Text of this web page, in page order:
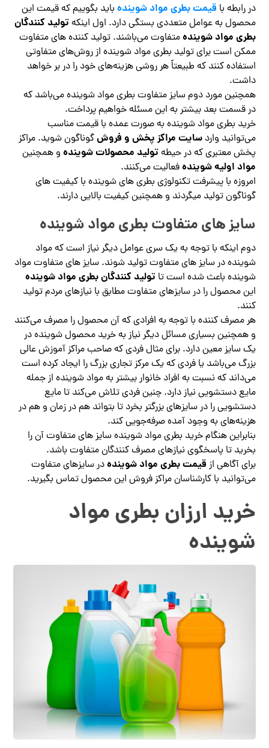
در رابطه با قیمت بطری مواد شوینده باید بگوییم که قیمت این
محصول به عوامل متعددی بستگی دارد. اول اینکهتولید کنندگان
بطری مواد شویندهمتفاوت می‌باشند. تولید کننده‌ های متفاوت
ممکن است برای تولید بطری مواد شوینده از روش‌های متفاوتی
استفاده کنند که طبیعتاً هر روشی هزینه‌های خود را در بر خواهد
داشت.
همچنین مورد دوم سایز متفاوت بطری مواد شوینده می‌باشد که
در قسمت بعد بیشتر به این مسئله خواهیم پرداخت.
خرید بطری مواد شوینده به صورت عمده با قیمت مناسب
می‌توانید وارد سایت مراکز پخش و فروشگوناگون شوید. مراکز
پخش معتبری که در حیطهتولید محصولات شوینده و همچنین
مواد اولیه شویندهفعالیت می‌کنند.
امروزه با پیشرفت تکنولوژی بطری های شوینده با کیفیت های
گوناگون تولید میگردند و همچنین کیفیت بالایی دارند.
سایز های متفاوت بطری مواد شوینده
دوم اینکه با توجه به یک سری عوامل دیگر نیاز است که مواد
شوینده در سایز های متفاوت تولید شوند. سایز های متفاوت مواد
شوینده باعث شده است تاتولید کنندگان بطری مواد شوینده
این محصول را در سایزهای متفاوت مطابق با نیازهای مردم تولید
کنند.
هر مصرف کننده با توجه به افرادی که آن محصول را مصرف می‌کنند
و همچنین بسیاری مسائل دیگر نیاز به خرید محصول شوینده در
یک سایز معین دارد. برای مثال فردی که صاحب مراکز آموزش عالی
بزرگ می‌باشد یا فردی که یک مرکز تجاری بزرگ را ایجاد کرده است
می‌داند که نسبت به افراد خانوار بیشتر به مواد شوینده از جمله
مایع دستشویی نیاز دارد. چنین فردی تلاش می‌کند تا مایع
دستشویی را در سایزهای بزرگتر بخرد تا بتواند هم در زمان و هم در
هزینه‌های به وجود آمده صرفه‌جویی کند.
بنابراین هنگام خرید بطری مواد شوینده سایز های متفاوت آن را
بخرید تا پاسخگوی نیازهای مصرف کنندگان متفاوت باشد.
برای آگاهی از قیمت بطری مواد شویندهدر سایزهای متفاوت
می‌توانید با کارشناسان مراکز فروش این محصول تماس بگیرید.
خرید ارزان بطری مواد
شوینده